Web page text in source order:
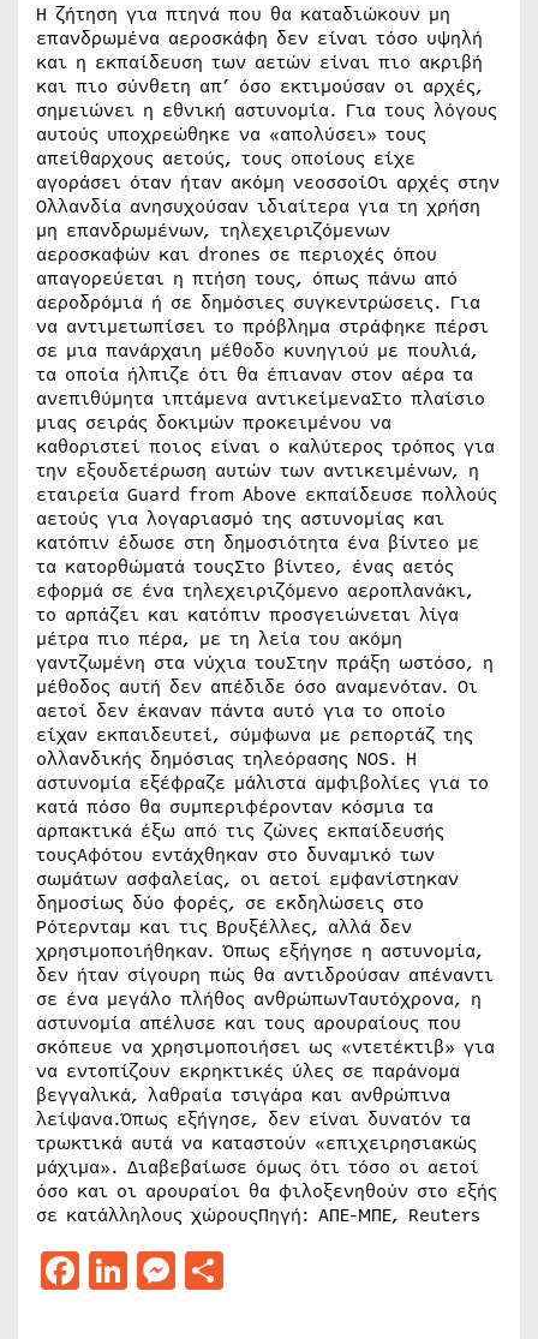
Η ζήτηση για πτηνά που θα καταδιώκουν μη
επανδρωμένα αεροσκάφη δεν είναι τόσο υψηλή
και η εκπαίδευση των αετών είναι πιο ακριβή
και πιο σύνθετη απ’ όσο εκτιμούσαν οι αρχές,
σημειώνει η εθνική αστυνομία. Για τους λόγους
αυτούς υποχρεώθηκε να «απολύσει» τους
απείθαρχους αετούς, τους οποίους είχε
αγοράσει όταν ήταν ακόμη νεοσσοίΟι αρχές στην
Ολλανδία ανησυχούσαν ιδιαίτερα για τη χρήση
μη επανδρωμένων, τηλεχειριζόμενων
αεροσκαφών και drones σε περιοχές όπου
απαγορεύεται η πτήση τους, όπως πάνω από
αεροδρόμια ή σε δημόσιες συγκεντρώσεις. Για
να αντιμετωπίσει το πρόβλημα στράφηκε πέρσι
σε μια πανάρχαιη μέθοδο κυνηγιού με πουλιά,
τα οποία ήλπιζε ότι θα έπιαναν στον αέρα τα
ανεπιθύμητα ιπτάμενα αντικείμεναΣτο πλαίσιο
μιας σειράς δοκιμών προκειμένου να
καθοριστεί ποιος είναι ο καλύτερος τρόπος για
την εξουδετέρωση αυτών των αντικειμένων, η
εταιρεία Guard from Above εκπαίδευσε πολλούς
αετούς για λογαριασμό της αστυνομίας και
κατόπιν έδωσε στη δημοσιότητα ένα βίντεο με
τα κατορθώματά τουςΣτο βίντεο, ένας αετός
εφορμά σε ένα τηλεχειριζόμενο αεροπλανάκι,
το αρπάζει και κατόπιν προσγειώνεται λίγα
μέτρα πιο πέρα, με τη λεία του ακόμη
γαντζωμένη στα νύχια τουΣτην πράξη ωστόσο, η
μέθοδος αυτή δεν απέδιδε όσο αναμενόταν. Οι
αετοί δεν έκαναν πάντα αυτό για το οποίο
είχαν εκπαιδευτεί, σύμφωνα με ρεπορτάζ της
ολλανδικής δημόσιας τηλεόρασης NOS. Η
αστυνομία εξέφραζε μάλιστα αμφιβολίες για το
κατά πόσο θα συμπεριφέρονταν κόσμια τα
αρπακτικά έξω από τις ζώνες εκπαίδευσής
τουςΑφότου εντάχθηκαν στο δυναμικό των
σωμάτων ασφαλείας, οι αετοί εμφανίστηκαν
δημοσίως δύο φορές, σε εκδηλώσεις στο
Ρότερνταμ και τις Βρυξέλλες, αλλά δεν
χρησιμοποιήθηκαν. Όπως εξήγησε η αστυνομία,
δεν ήταν σίγουρη πώς θα αντιδρούσαν απέναντι
σε ένα μεγάλο πλήθος ανθρώπωνΤαυτόχρονα, η
αστυνομία απέλυσε και τους αρουραίους που
σκόπευε να χρησιμοποιήσει ως «ντετέκτιβ» για
να εντοπίζουν εκρηκτικές ύλες σε παράνομα
βεγγαλικά, λαθραία τσιγάρα και ανθρώπινα
λείψανα.Όπως εξήγησε, δεν είναι δυνατόν τα
τρωκτικά αυτά να καταστούν «επιχειρησιακώς
μάχιμα». Διαβεβαίωσε όμως ότι τόσο οι αετοί
όσο και οι αρουραίοι θα φιλοξενηθούν στο εξής
σε κατάλληλους χώρουςΠηγή: ΑΠΕ-ΜΠΕ, Reuters
Facebook
LinkedIn
Messenger